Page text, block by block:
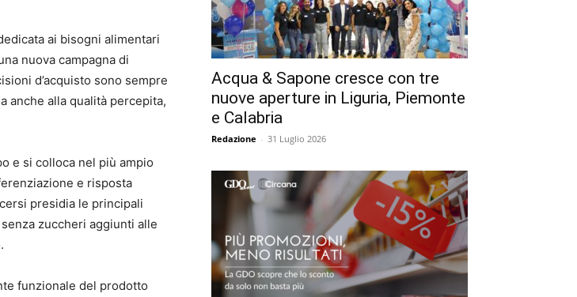
ai bisogni alimentari
nuova campagna di
d’acquisto sono sempre
anche alla qualità percepita,
e si colloca nel più ampio
e risposta
presidia le principali
zuccheri aggiunti alle
funzionale del prodotto
Acqua & Sapone cresce con tre
nuove aperture in Liguria, Piemonte
e Calabria
Redazione - 31 Luglio 2026